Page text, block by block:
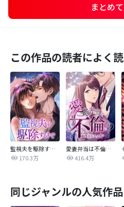
まとめ
この作品の読者によく
監視夫を駆除するまで
170.3万
愛妻弁当は不倫に含まれますか？
416.4万
同じジャンルの人気作品